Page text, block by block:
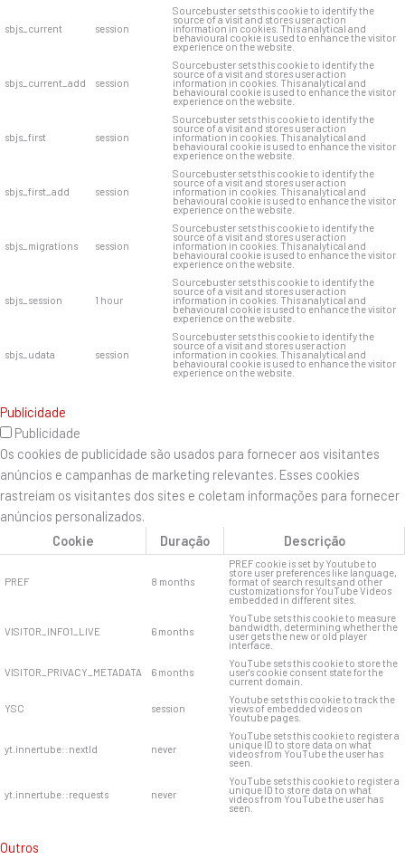
sbjs_current session
Sourcebuster sets this cookie to identify the
source of a visit and stores user action
information in cookies. This analytical and
behavioural cookie is used to enhance the visitor
experience on the website.
sbjs_current_add session
Sourcebuster sets this cookie to identify the
source of a visit and stores user action
information in cookies. This analytical and
behavioural cookie is used to enhance the visitor
experience on the website.
sbjs_first session
Sourcebuster sets this cookie to identify the
source of a visit and stores user action
information in cookies. This analytical and
behavioural cookie is used to enhance the visitor
experience on the website.
sbjs_first_add session
Sourcebuster sets this cookie to identify the
source of a visit and stores user action
information in cookies. This analytical and
behavioural cookie is used to enhance the visitor
experience on the website.
sbjs_migrations session
Sourcebuster sets this cookie to identify the
source of a visit and stores user action
information in cookies. This analytical and
behavioural cookie is used to enhance the visitor
experience on the website.
sbjs_session 1 hour
Sourcebuster sets this cookie to identify the
source of a visit and stores user action
information in cookies. This analytical and
behavioural cookie is used to enhance the visitor
experience on the website.
sbjs_udata session
Sourcebuster sets this cookie to identify the
source of a visit and stores user action
information in cookies. This analytical and
behavioural cookie is used to enhance the visitor
experience on the website.
Publicidade
Publicidade
Os cookies de publicidade são usados ​​para fornecer aos visitantes
anúncios e campanhas de marketing relevantes. Esses cookies
rastreiam os visitantes dos sites e coletam informações para fornecer
anúncios personalizados.
Cookie
Duração Descrição
PREF 8 months
PREF cookie is set by Youtube to
store user preferences like language,
format of search results and other
customizations for YouTube Videos
embedded in different sites.
VISITOR_INFO1_LIVE 6 months
YouTube sets this cookie to measure
bandwidth, determining whether the
user gets the new or old player
interface.
VISITOR_PRIVACY_METADATA 6 months
YouTube sets this cookie to store the
user's cookie consent state for the
current domain.
YSC session
Youtube sets this cookie to track the
views of embedded videos on
Youtube pages.
yt.innertube::nextId never
YouTube sets this cookie to register a
unique ID to store data on what
videos from YouTube the user has
seen.
yt.innertube::requests never
YouTube sets this cookie to register a
unique ID to store data on what
videos from YouTube the user has
seen.
Outros